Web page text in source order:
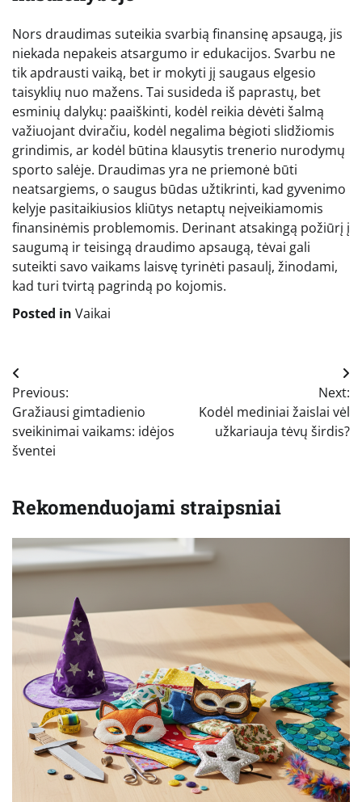
Nors draudimas suteikia svarbią finansinę apsaugą, jis
niekada nepakeis atsargumo ir edukacijos. Svarbu ne
tik apdrausti vaiką, bet ir mokyti jį saugaus elgesio
taisyklių nuo mažens. Tai susideda iš paprastų, bet
esminių dalykų: paaiškinti, kodėl reikia dėvėti šalmą
važiuojant dviračiu, kodėl negalima bėgioti slidžiomis
grindimis, ar kodėl būtina klausytis trenerio nurodymų
sporto salėje. Draudimas yra ne priemonė būti
neatsargiems, o saugus būdas užtikrinti, kad gyvenimo
kelyje pasitaikiusios kliūtys netaptų neįveikiamomis
finansinėmis problemomis. Derinant atsakingą požiūrį į
saugumą ir teisingą draudimo apsaugą, tėvai gali
suteikti savo vaikams laisvę tyrinėti pasaulį, žinodami,
kad turi tvirtą pagrindą po kojomis.
Posted in Vaikai
Navigacija
tarp
įrašų
Previous:
Gražiausi gimtadienio
sveikinimai vaikams: idėjos
šventei
Next:
Kodėl mediniai žaislai vėl
užkariauja tėvų širdis?
Rekomenduojami straipsniai